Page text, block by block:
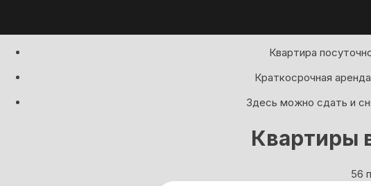
Квартира
Краткосрочная
Здесь можно сдать и
Квартиры
56